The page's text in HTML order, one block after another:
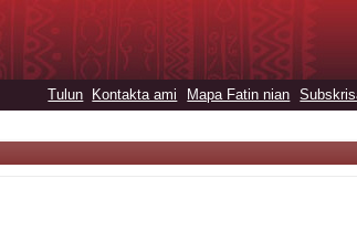
Tulun Kontakta ami Mapa Fatin nian